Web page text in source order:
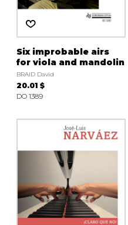
Six improbable airs
for viola and mandolin
BRAID David
20.01 $
DO 1389